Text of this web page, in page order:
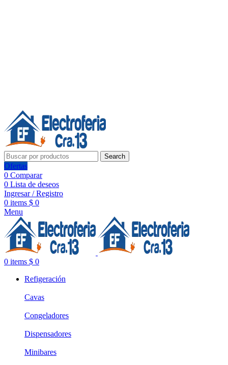
Search
Ofertas
0 Comparar
0 Lista de deseos
Ingresar / Registro
0 items $ 0
Menu
0 items $ 0
Refigeración
Cavas
Congeladores
Dispensadores
Minibares